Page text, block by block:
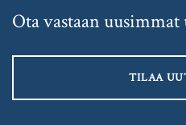
Ota vastaan
TILAA